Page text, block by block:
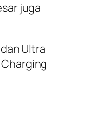
juga
Ultra